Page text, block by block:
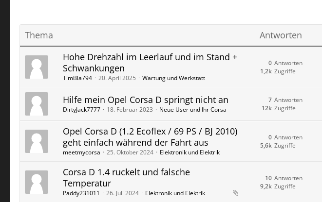
Thema Antworten
Hohe Drehzahl im Leerlauf und im Stand +
Schwankungen
TimBla794 20. April 2025 Wartung und Werkstatt
Antworten
0
Zugriffe
1,2k
Hilfe mein Opel Corsa D springt nicht an
DirtyJack7777 18. Februar 2023 Neue User und Ihr Corsa
Antworten
7
Zugriffe
12k
Opel Corsa D (1.2 Ecoflex / 69 PS / BJ 2010)
geht einfach während der Fahrt aus
meetmycorsa 25. Oktober 2024 Elektronik und Elektrik
Antworten
0
Zugriffe
5,6k
Corsa D 1.4 ruckelt und falsche
Temperatur
Paddy231011 26. Juli 2024 Elektronik und Elektrik
Antworten
10
Zugriffe
9,2k